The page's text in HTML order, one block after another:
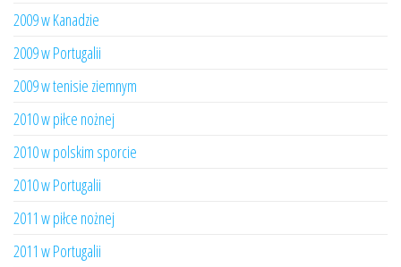
2009 w Kanadzie
2009 w Portugalii
2009 w tenisie ziemnym
2010 w piłce nożnej
2010 w polskim sporcie
2010 w Portugalii
2011 w piłce nożnej
2011 w Portugalii